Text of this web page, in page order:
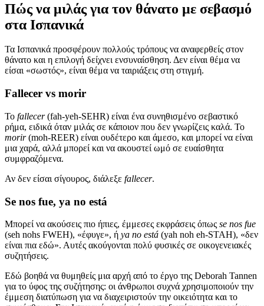
Πώς να μιλάς για τον θάνατο με σεβασμό
στα Ισπανικά
Τα Ισπανικά προσφέρουν πολλούς τρόπους να αναφερθείς στον
θάνατο και η επιλογή δείχνει ενσυναίσθηση. Δεν είναι θέμα να
είσαι «σωστός», είναι θέμα να ταιριάξεις στη στιγμή.
Fallecer vs morir
Το fallecer(fah-yeh-SEHR) είναι ένα συνηθισμένο σεβαστικό
ρήμα, ειδικά όταν μιλάς σε κάποιον που δεν γνωρίζεις καλά. Το
morir(moh-REER) είναι ουδέτερο και άμεσο, και μπορεί να είναι
μια χαρά, αλλά μπορεί και να ακουστεί ωμό σε ευαίσθητα
συμφραζόμενα.
Αν δεν είσαι σίγουρος, διάλεξε fallecer.
Se nos fue, ya no está
Μπορεί να ακούσεις πιο ήπιες, έμμεσες εκφράσεις όπως se nos fue
(seh nohs FWEH), «έφυγε», ή ya no está (yah noh eh-STAH), «δεν
είναι πια εδώ». Αυτές ακούγονται πολύ φυσικές σε οικογενειακές
συζητήσεις.
Εδώ βοηθά να θυμηθείς μια αρχή από το έργο της Deborah Tannen
για το ύφος της συζήτησης: οι άνθρωποι συχνά χρησιμοποιούν την
έμμεση διατύπωση για να διαχειριστούν την οικειότητα και το